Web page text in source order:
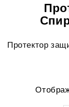
Протектор